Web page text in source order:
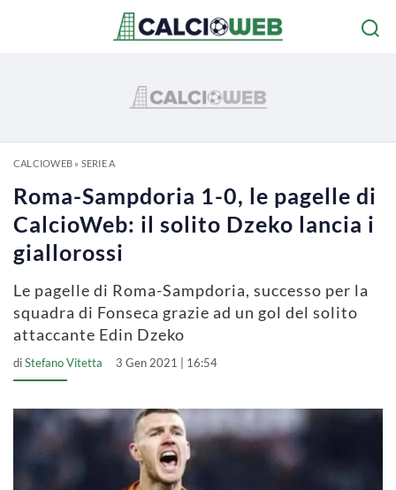
CALCIOWEB» SERIE A
Roma-Sampdoria 1-0, le pagelle di
CalcioWeb: il solito Dzeko lancia i
giallorossi
Le pagelle di Roma-Sampdoria, successo per la
squadra di Fonseca grazie ad un gol del solito
attaccante Edin Dzeko
diStefano Vitetta 3 Gen 2021 | 16:54